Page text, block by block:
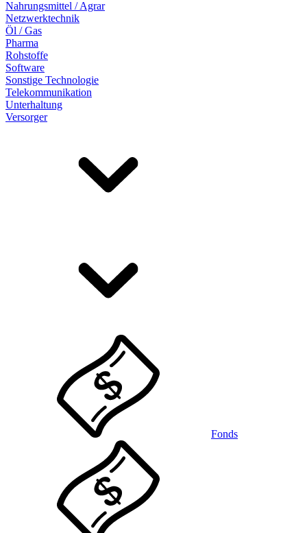
Nahrungsmittel / Agrar
Netzwerktechnik
Öl / Gas
Pharma
Rohstoffe
Software
Sonstige Technologie
Telekommunikation
Unterhaltung
Versorger
Fonds